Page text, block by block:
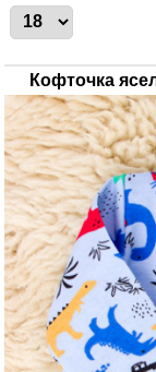
Кофточка